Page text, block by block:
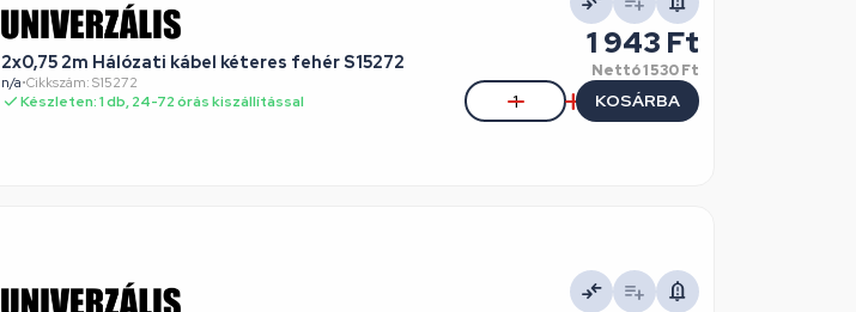
2x0,75 2m Hálózati kábel kéteres fehér S15272
n/a•Cikkszám: S15272
Készleten: 1 db, 24-72 órás kiszállítással
1 943 Ft
Nettó1 530 Ft
KOSÁRBA